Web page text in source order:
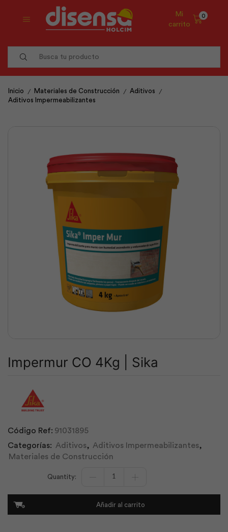
Mi
carrito
0
Inicio / Materiales de Construcción / Aditivos /
Aditivos Impermeabilizantes
Impermur CO 4Kg | Sika
Código Ref: 91031895
Categorías: Aditivos, Aditivos Impermeabilizantes,
Materiales de Construcción
Añadir al carrito